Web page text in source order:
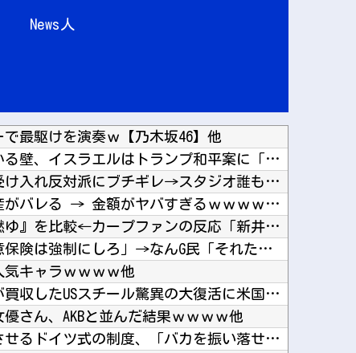
News人
最駆けを演奏ｗ【乃木坂46】他
アメリカの終戦に立ちはだかる壁、イスラエルはトランプ和平案に「同意せず」！他
【正論】ホリエモン、移民受け入れ反対派にブチギレ→スタジオ誰も反論できず沈黙他
人気女性配信者さん、全財産がバレる → 金額がヤバすぎるｗｗｗｗｗｗ他
『広島燃ゆ』と『ヤクルト燃ゆ』を比較←カープファンの反応「新井監督2年目と似ている」他
【物議】カズレーザー「任意保険は強制にしろ」→なんG民「それただの金持ち理論」と反論ｗｗｗ...
気キャラｗｗｗｗ他
海外「素晴らしい！」日本が買収したUSスチール驚異の大復活に米国人が大喜び他
さん、AKBと並んだ結果ｗｗｗｗ他
小学生の段階で人生を確定させるドイツ式の制度、「バカを振い落せるから合理的だ」と自惚れてい...